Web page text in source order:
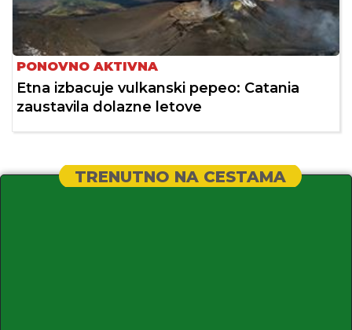
PONOVNO AKTIVNA
Etna izbacuje vulkanski pepeo: Catania
zaustavila dolazne letove
TRENUTNO NA CESTAMA